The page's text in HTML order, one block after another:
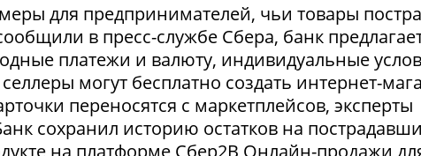
для предпринимателей, чьи товары
в пресс-службе Сбера, банк
платежи и валюту, индивидуальные
могут бесплатно создать интернет-
переносятся с маркетплейсов, эксперты
сохранил историю остатков на
на платформе Сбер2В Онлайн-продажи